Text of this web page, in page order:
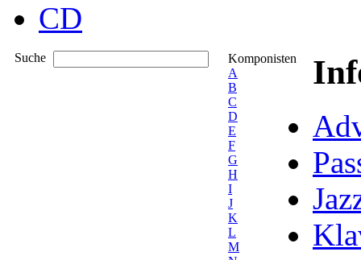
CD
Suche
Komponisten
A
B
C
D
E
F
G
H
I
J
K
L
M